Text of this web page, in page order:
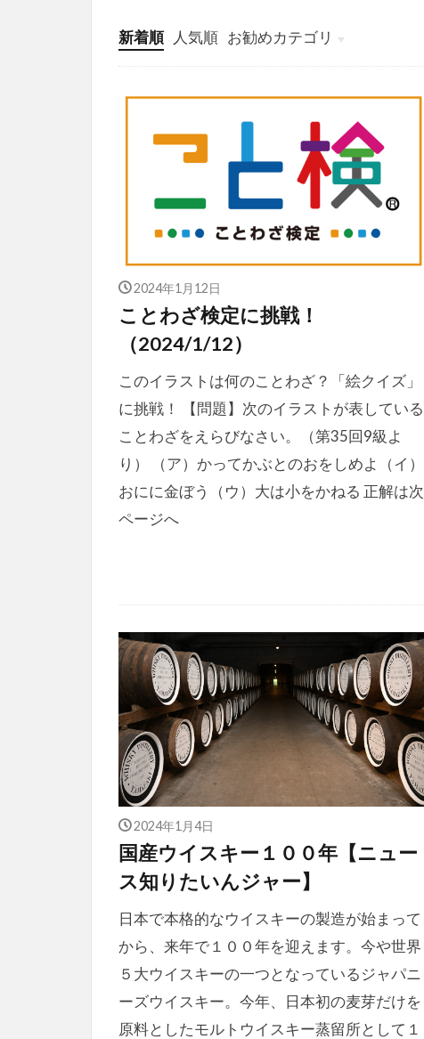
新着順 人気順 お勧めカテゴリ
投稿
学び
マンガ
電子書籍
2024年1月12日
ことわざ検定に挑戦！
（2024/1/12）
このイラストは何のことわざ？「絵クイズ」
に挑戦！ 【問題】次のイラストが表している
ことわざをえらびなさい。（第35回9級よ
り） （ア）かってかぶとのおをしめよ（イ）
おにに金ぼう（ウ）大は小をかねる 正解は次
ページへ
2024年1月4日
国産ウイスキー１００年【ニュー
ス知りたいんジャー】
日本で本格的なウイスキーの製造が始まって
から、来年で１００年を迎えます。今や世界
５大ウイスキーの一つとなっているジャパニ
ーズウイスキー。今年、日本初の麦芽だけを
原料としたモルトウイスキー蒸留所として１